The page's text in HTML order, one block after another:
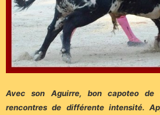
Avec son Aguirre, bon capoteo de
rencontres de différente intensité.